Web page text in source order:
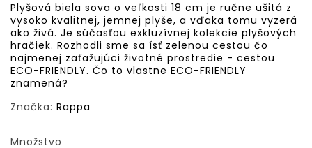
Plyšová biela sova o veľkosti 18 cm je ručne ušitá z
vysoko kvalitnej, jemnej plyše, a vďaka tomu vyzerá
ako živá. Je súčasťou exkluzívnej kolekcie plyšových
hračiek. Rozhodli sme sa ísť zelenou cestou čo
najmenej zaťažujúci životné prostredie - cestou
ECO-FRIENDLY. Čo to vlastne ECO-FRIENDLY
znamená?
Značka: Rappa
Množstvo